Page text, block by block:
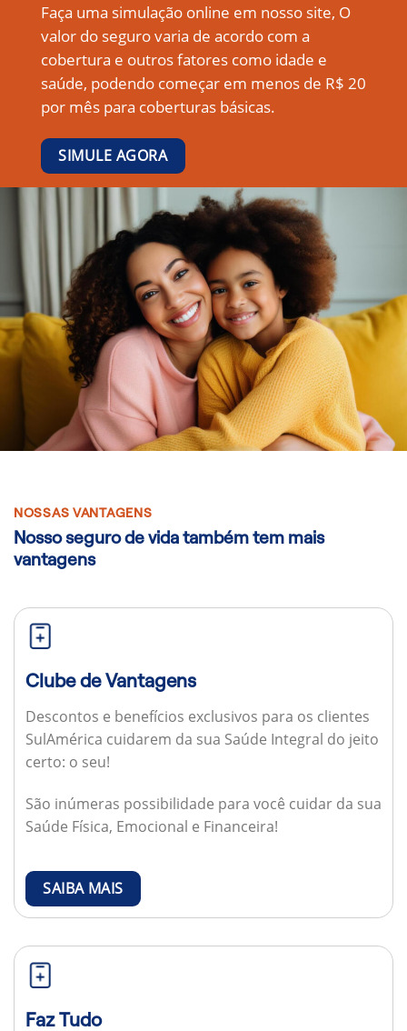
Faça uma simulação online em nosso site, O
valor do seguro varia de acordo com a
cobertura e outros fatores como idade e
saúde, podendo começar em menos de R$ 20
por mês para coberturas básicas.
SIMULE AGORA
NOSSAS VANTAGENS
Nosso seguro de vida também tem mais
vantagens
Clube de Vantagens
Descontos e benefícios exclusivos para os clientes
SulAmérica cuidarem da sua Saúde Integral do jeito
certo: o seu!
São inúmeras possibilidade para você cuidar da sua
Saúde Física, Emocional e Financeira!
SAIBA MAIS
Faz Tudo